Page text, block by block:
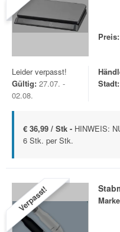
Preis:
Leider verpasst!
Gültig: 27.07. -
02.08.
Stadt:
€ 36,99 / Stk - HINWEIS:
6 Stk. per Stk.
Verpasst!